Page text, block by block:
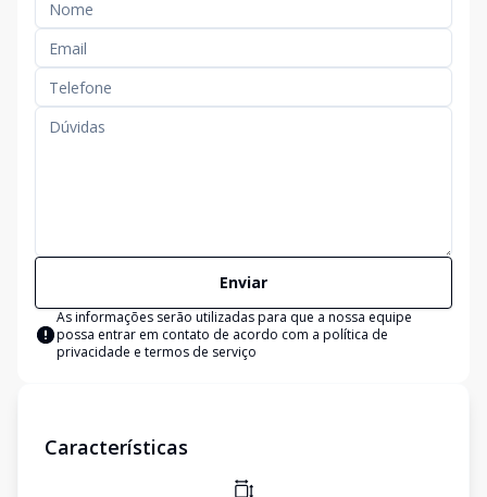
Enviar
As informações serão utilizadas para que a nossa equipe
possa entrar em contato de acordo com a política de
privacidade e termos de serviço
Características